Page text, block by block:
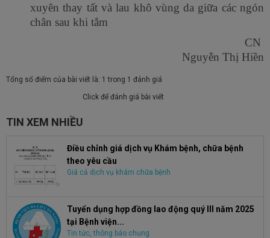
xuyên thay tất và lau khô vùng da giữa các ngón
chân sau khi tắm
CN
Nguyễn Thị Hiền
Tổng số điểm của bài viết là: 1 trong 1 đánh giá
Click để đánh giá bài viết
TIN XEM NHIỀU
Điều chỉnh giá dịch vụ Khám bệnh, chữa bệnh
theo yêu cầu
Giá cả dịch vụ khám chữa bệnh
Tuyển dụng hợp đồng lao động quý III năm 2025
tại Bệnh viện...
Tin tức, thông báo chung